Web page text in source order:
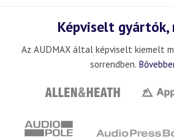
Képviselt gyártók,
Az AUDMAX által képviselt kiemelt
sorrendben.